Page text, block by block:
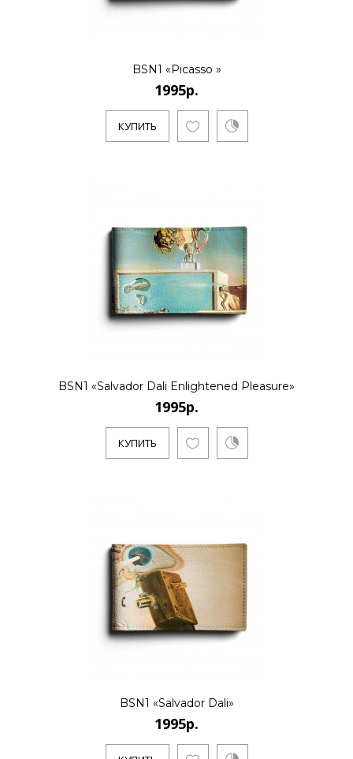
BSN1 «Picasso »
1995р.
КУПИТЬ
BSN1 «Salvador Dali Enlightened Pleasure»
1995р.
КУПИТЬ
BSN1 «Salvador Dali»
1995р.